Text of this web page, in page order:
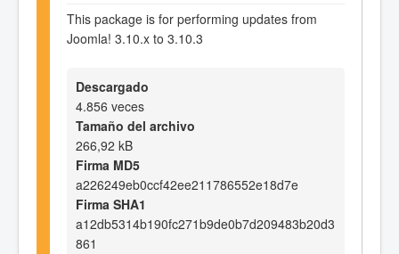
This package is for performing updates from
Joomla! 3.10.x to 3.10.3
Descargado
4.856 veces
Tamaño del archivo
266,92 kB
Firma MD5
a226249eb0ccf42ee211786552e18d7e
Firma SHA1
a12db5314b190fc271b9de0b7d209483b20d3
861